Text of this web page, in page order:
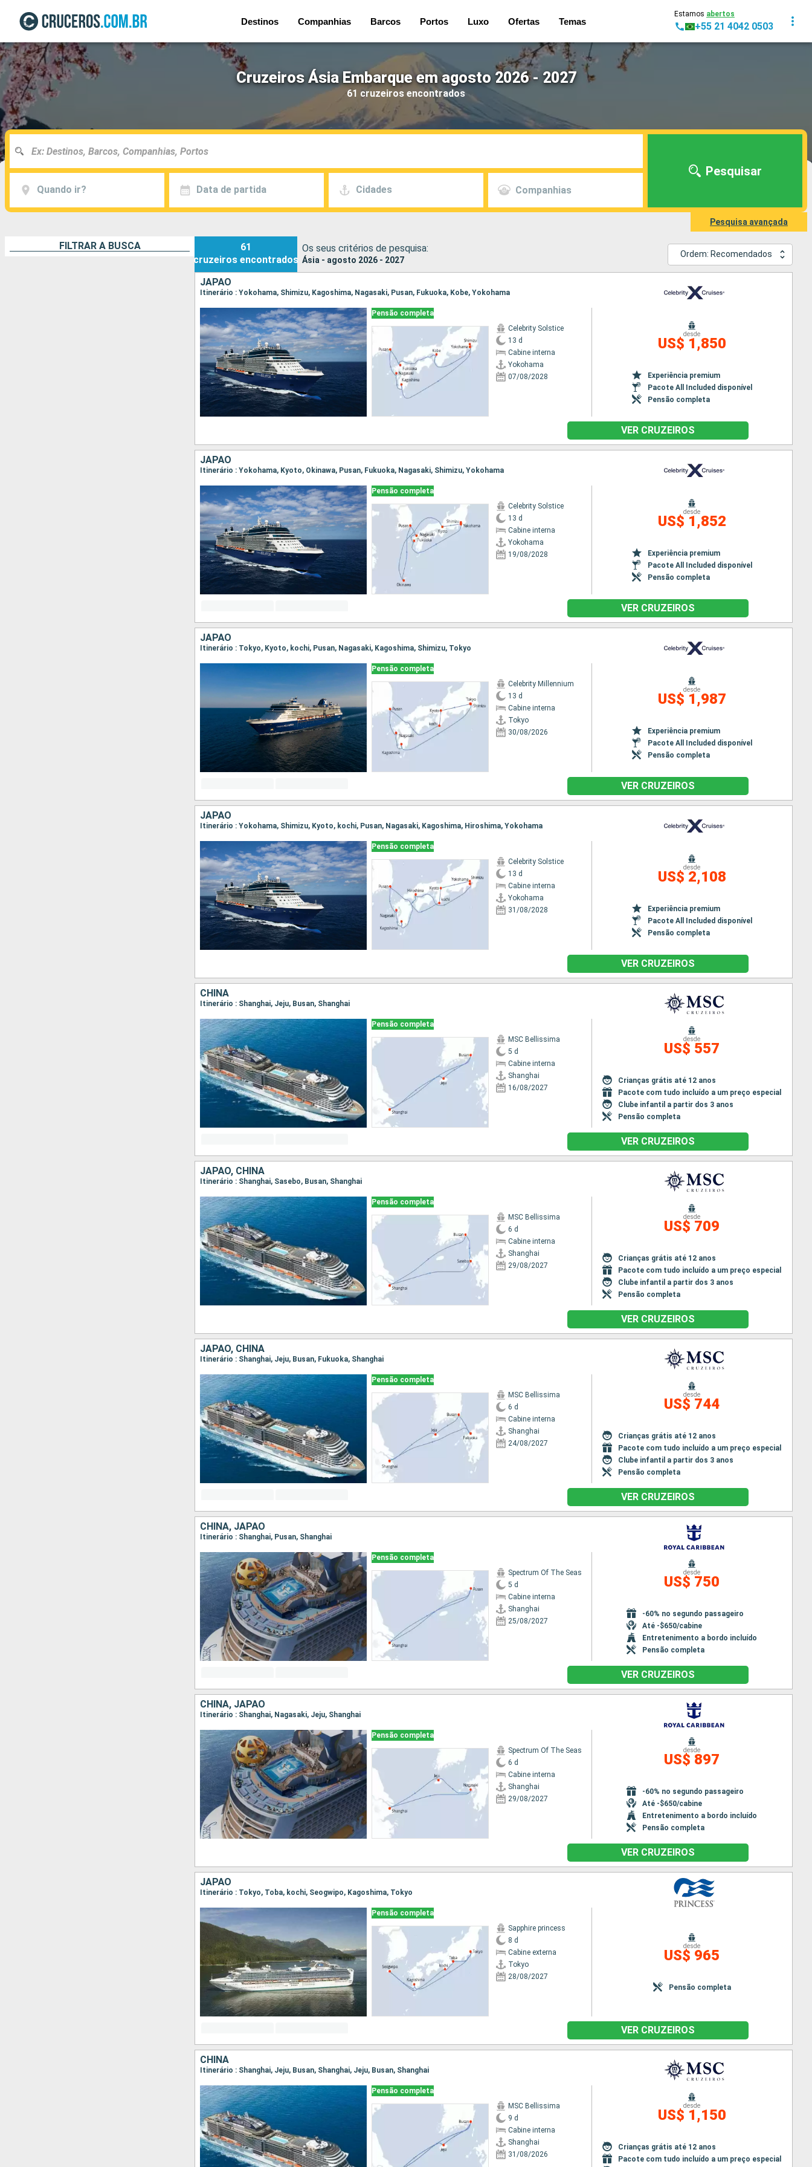
Destinos Companhias Barcos Portos Luxo Ofertas Temas
Estamos abertos
+55 21 4042 0503
Cruzeiros Ásia Embarque em agosto 2026 - 2027
61 cruzeiros encontrados
Quando ir? Data de partida Cidades Companhias
Pesquisar
Pesquisa avançada
FILTRAR A BUSCA
61
cruzeiros encontrados
Os seus critérios de pesquisa:
Ásia - agosto 2026 - 2027
Ordem: Recomendados
JAPÃO
Itinerário : Yokohama, Shimizu, Kagoshima, Nagasaki, Pusan, Fukuoka, Kobe, Yokohama
Pensão completa
Celebrity Solstice
13 d
Cabine interna
Yokohama
07/08/2028
desde
US$ 1,850
Experiência premium
Pacote All Included disponível
Pensão completa
VER CRUZEIROS
JAPÃO
Itinerário : Yokohama, Kyoto, Okinawa, Pusan, Fukuoka, Nagasaki, Shimizu, Yokohama
Pensão completa
Celebrity Solstice
13 d
Cabine interna
Yokohama
19/08/2028
desde
US$ 1,852
Experiência premium
Pacote All Included disponível
Pensão completa
VER CRUZEIROS
JAPÃO
Itinerário : Tokyo, Kyoto, kochi, Pusan, Nagasaki, Kagoshima, Shimizu, Tokyo
Pensão completa
Celebrity Millennium
13 d
Cabine interna
Tokyo
30/08/2026
desde
US$ 1,987
Experiência premium
Pacote All Included disponível
Pensão completa
VER CRUZEIROS
JAPÃO
Itinerário : Yokohama, Shimizu, Kyoto, kochi, Pusan, Nagasaki, Kagoshima, Hiroshima, Yokohama
Pensão completa
Celebrity Solstice
13 d
Cabine interna
Yokohama
31/08/2028
desde
US$ 2,108
Experiência premium
Pacote All Included disponível
Pensão completa
VER CRUZEIROS
CHINA
Itinerário : Shanghai, Jeju, Busan, Shanghai
Pensão completa
MSC Bellissima
5 d
Cabine interna
Shanghai
16/08/2027
desde
US$ 557
Crianças grátis até 12 anos
Pacote com tudo incluído a um preço especial
Clube infantil a partir dos 3 anos
Pensão completa
VER CRUZEIROS
JAPÃO, CHINA
Itinerário : Shanghai, Sasebo, Busan, Shanghai
Pensão completa
MSC Bellissima
6 d
Cabine interna
Shanghai
29/08/2027
desde
US$ 709
Crianças grátis até 12 anos
Pacote com tudo incluído a um preço especial
Clube infantil a partir dos 3 anos
Pensão completa
VER CRUZEIROS
JAPÃO, CHINA
Itinerário : Shanghai, Jeju, Busan, Fukuoka, Shanghai
Pensão completa
MSC Bellissima
6 d
Cabine interna
Shanghai
24/08/2027
desde
US$ 744
Crianças grátis até 12 anos
Pacote com tudo incluído a um preço especial
Clube infantil a partir dos 3 anos
Pensão completa
VER CRUZEIROS
CHINA, JAPÃO
Itinerário : Shanghai, Pusan, Shanghai
Pensão completa
Spectrum Of The Seas
5 d
Cabine interna
Shanghai
25/08/2027
desde
US$ 750
-60% no segundo passageiro
Até -$650/cabine
Entretenimento a bordo incluído
Pensão completa
VER CRUZEIROS
CHINA, JAPÃO
Itinerário : Shanghai, Nagasaki, Jeju, Shanghai
Pensão completa
Spectrum Of The Seas
6 d
Cabine interna
Shanghai
29/08/2027
desde
US$ 897
-60% no segundo passageiro
Até -$650/cabine
Entretenimento a bordo incluído
Pensão completa
VER CRUZEIROS
JAPÃO
Itinerário : Tokyo, Toba, kochi, Seogwipo, Kagoshima, Tokyo
Pensão completa
Sapphire princess
8 d
Cabine externa
Tokyo
28/08/2027
desde
US$ 965
Pensão completa
VER CRUZEIROS
CHINA
Itinerário : Shanghai, Jeju, Busan, Shanghai, Jeju, Busan, Shanghai
Pensão completa
MSC Bellissima
9 d
Cabine interna
Shanghai
31/08/2026
desde
US$ 1,150
Crianças grátis até 12 anos
Pacote com tudo incluído a um preço especial